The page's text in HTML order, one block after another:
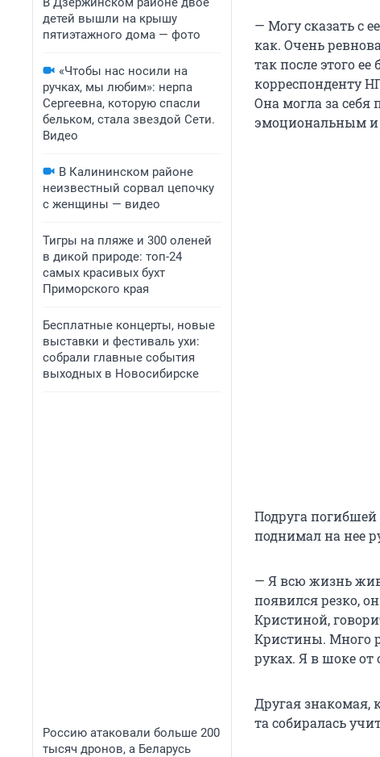
детей вышли на крышу
пятиэтажного дома — фото
«Чтобы нас носили на
ручках, мы любим»: нерпа
Сергеевна, которую спасли
бельком, стала звездой Сети.
Видео
В Калининском районе
неизвестный сорвал цепочку
с женщины — видео
Тигры на пляже и 300 оленей
в дикой природе: топ-24
самых красивых бухт
Приморского края
Бесплатные концерты, новые
выставки и фестиваль ухи:
собрали главные события
выходных в Новосибирске
Россию атаковали больше 200
тысяч дронов, а Беларусь
— Могу сказать с
как. Очень
так после этого
корреспонденту
Она могла за себя
эмоциональным и
Подруга
поднимал на нее
— Я всю жизнь
появился резко,
Кристиной,
Кристины. Много
руках. Я в шоке
Другая знакомая,
та собиралась